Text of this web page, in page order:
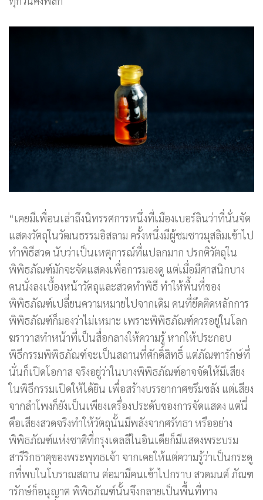
“เคยมีเพื่อนเล่าถึงนิทรรศการหนึ่งที่เมืองเบอร์ลินว่าที่นั่นจัด
แสดงวัตถุในวัฒนธรรมอิสลาม ครั้งหนึ่งมีผู้ชมชาวมุสลิมเข้าไป
ทำพิธีสวด นับว่าเป็นเหตุการณ์ที่แปลกมาก ปรกติวัตถุใน
พิพิธภัณฑ์มักจะจัดแสดงเพื่อการมองดู แต่เมื่อมีศาสนิกบาง
คนนั่งลงเบื้องหน้าวัตถุและสวดทำพิธี ทำให้พื้นที่ของ
พิพิธภัณฑ์เปลี่ยนความหมายไปจากเดิม คนที่ยึดติดหลักการ
พิพิธภัณฑ์ก็มองว่าไม่เหมาะ เพราะพิพิธภัณฑ์ควรอยู่ในโลก
ฆราวาสทำหน้าที่เป็นสื่อกลางให้ความรู้ หากให้ประกอบ
พิธีกรรมพิพิธภัณฑ์จะเป็นสถานที่ศักดิ์สิทธิ์ แต่ภัณฑารักษ์ที่
นั่นก็เปิดโอกาส จริงอยู่ว่าในบางพิพิธภัณฑ์อาจจัดให้มีเสียง
ในพิธีกรรมเปิดให้ได้ยิน เพื่อสร้างบรรยากาศขรึมขลัง แต่เสียง
จากลำโพงก็ยังเป็นเพียงเครื่องประดับของการจัดแสดง แต่นี่
คือเสียงสวดจริงทำให้วัตถุนั้นมีพลังจากศรัทธา หรืออย่าง
พิพิธภัณฑ์แห่งชาติที่กรุงเดลลีในอินเดียก็มีแสดงพระบรม
สารีริกธาตุของพระพุทธเจ้า จากเคยให้แต่ความรู้ว่าเป็นกระดู
กที่พบในโบราณสถาน ต่อมามีคนเข้าไปกราบ สวดมนต์ ภัณฑ
ารักษ์ก็อนุญาต พิพิธภัณฑ์นั้นจึงกลายเป็นพื้นที่ทาง